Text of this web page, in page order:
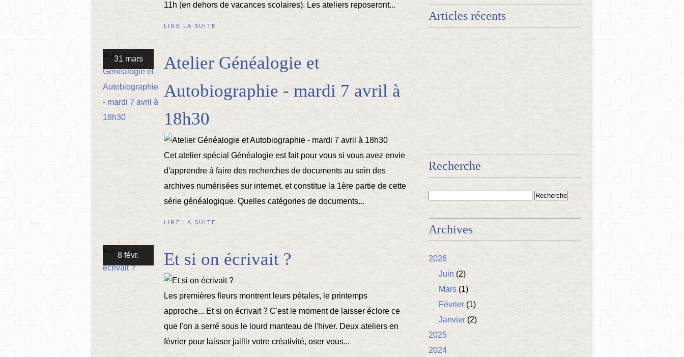
11h (en dehors de vacances scolaires). Les ateliers reposeront...
LIRE LA SUITE
31 mars
Atelier Généalogie et
Autobiographie - mardi 7 avril à
18h30
Cet atelier spécial Généalogie est fait pour vous si vous avez envie
d'apprendre à faire des recherches de documents au sein des
archives numérisées sur internet, et constitue la 1ère partie de cette
série généalogique. Quelles catégories de documents...
LIRE LA SUITE
8 févr. Et si on écrivait ?
Les premières fleurs montrent leurs pétales, le printemps
approche... Et si on écrivait ? C'est le moment de laisser éclore ce
que l'on a serré sous le lourd manteau de l'hiver. Deux ateliers en
février pour laisser jaillir votre créativité, oser vous...
Articles récents
Recherche
Archives
2026
Juin (2)
Mars (1)
Février (1)
Janvier (2)
2025
2024